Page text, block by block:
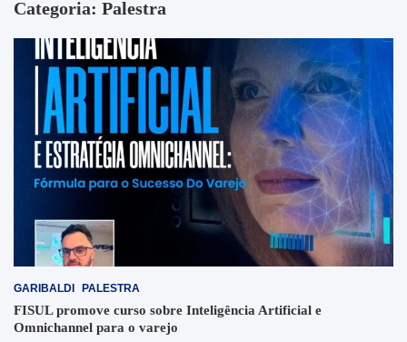
Categoria: Palestra
GARIBALDI PALESTRA
FISUL promove curso sobre Inteligência Artificial e
Omnichannel para o varejo